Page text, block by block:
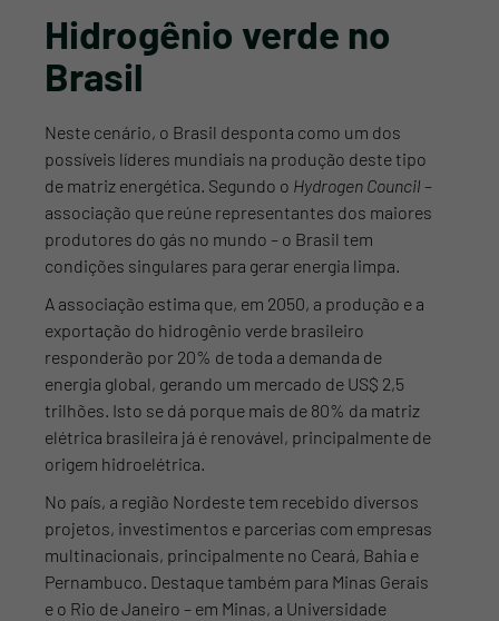
Hidrogênio verde no
Brasil
Neste cenário, o Brasil desponta como um dos
possíveis líderes mundiais na produção deste tipo
de matriz energética. Segundo o Hydrogen Council –
associação que reúne representantes dos maiores
produtores do gás no mundo – o Brasil tem
condições singulares para gerar energia limpa.
A associação estima que, em 2050, a produção e a
exportação do hidrogênio verde brasileiro
responderão por 20% de toda a demanda de
energia global, gerando um mercado de US$ 2,5
trilhões. Isto se dá porque mais de 80% da matriz
elétrica brasileira já é renovável, principalmente de
origem hidroelétrica.
No país, a região Nordeste tem recebido diversos
projetos, investimentos e parcerias com empresas
multinacionais, principalmente no Ceará, Bahia e
Pernambuco. Destaque também para Minas Gerais
e o Rio de Janeiro – em Minas, a Universidade